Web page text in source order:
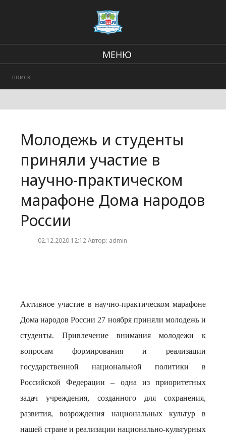
МЕНЮ
Городские события
Молодежь и студенты
приняли участие в
научно-практическом
марафоне Дома народов
России
02.12.2020 12:12 Автор: admin
Активное участие в научно-практическом марафоне
Дома народов России 27 ноября приняли молодежь и
студенты. Привлечение внимания молодежи к
вопросам формирования и реализации
государственной национальной политики в
Российской Федерации – одна из приоритетных
задач учреждения, созданного для сохранения,
развития, возрождения национальных культур в
нашей стране и реализации национально-культурных